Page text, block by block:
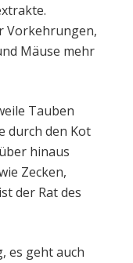
Vorkehrungen,
Mäuse mehr
Tauben
durch den Kot
hinaus
Zecken,
der Rat des
es geht auch